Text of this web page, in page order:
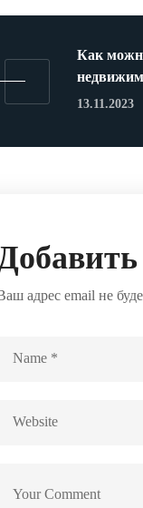
Как
13.11.2023
адрес email не